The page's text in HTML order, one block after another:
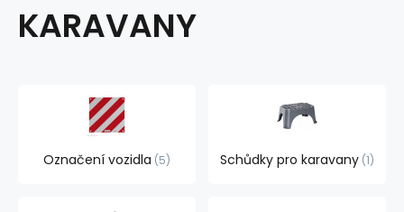
KARAVANY
Označení vozidla 5 Schůdky pro karavany 1